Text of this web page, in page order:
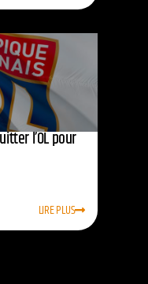
l’OL pour
LIRE PLUS